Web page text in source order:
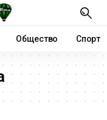
Общество Спорт